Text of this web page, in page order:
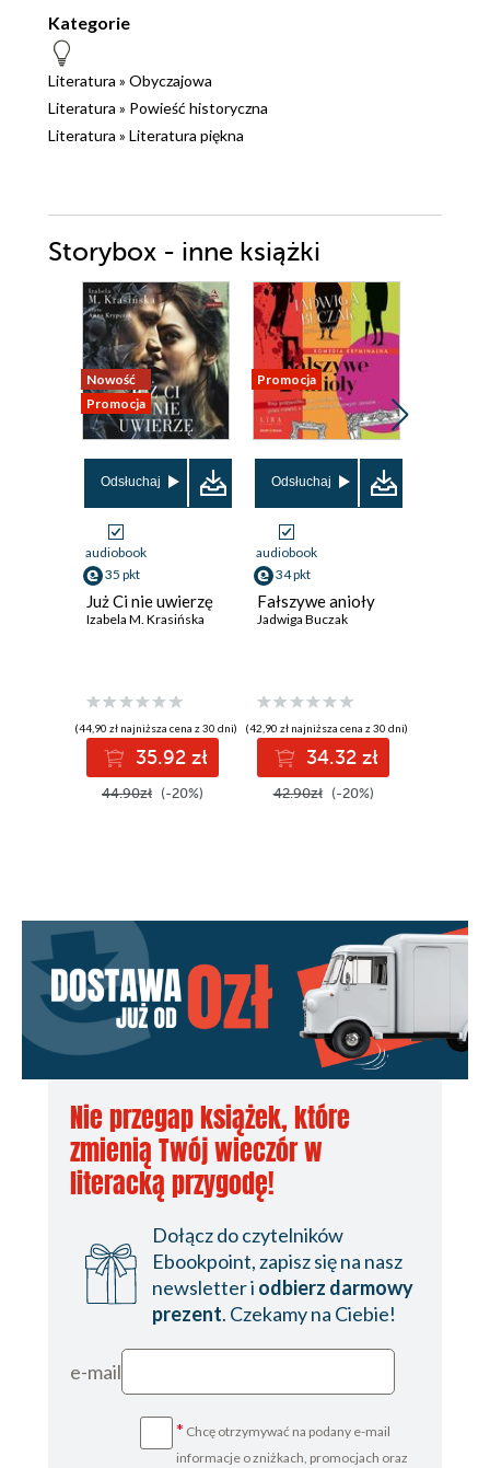
Kategorie
Literatura » Obyczajowa
Literatura » Powieść historyczna
Literatura » Literatura piękna
Storybox - inne książki
Nowość
Promocja
Odsłuchaj
audiobook
35 pkt
Już Ci nie uwierzę
Izabela M. Krasińska
(44,90 zł najniższa cena z 30 dni)
35.92 zł
44.90zł (-20%)
Promocja
Odsłuchaj
audiobook
34 pkt
Fałszywe anioły
Jadwiga Buczak
(42,90 zł najniższa cena z 30 dni)
34.32 zł
42.90zł (-20%)
Nie przegap książek, które
zmienią Twój wieczór w
literacką przygodę!
Dołącz do czytelników
Ebookpoint, zapisz się na nasz
newsletter i odbierz darmowy
prezent. Czekamy na Ciebie!
e-mail
* Chcę otrzymywać na podany e-mail
informacje o zniżkach, promocjach oraz